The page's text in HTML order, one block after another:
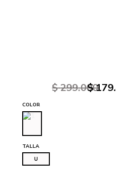
$ 299.000
$ 179.
TALLA
U
COLOR